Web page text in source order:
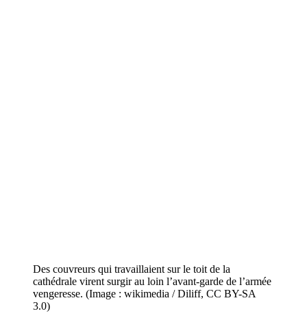
Des couvreurs qui travaillaient sur le toit de la
cathédrale virent surgir au loin l’avant-garde de l’armée
vengeresse. (Image : wikimedia / Diliff, CC BY-SA
3.0)